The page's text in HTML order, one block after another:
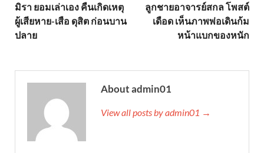
มิรา ยอมเล่าเอง คืนเกิดเหตุ
ผู้เสียหาย-เสือ ดุสิต ก่อนบาน
ปลาย
ลูกชายอาจารย์สกล โพสต์
เดือด เห็นภาพพ่อเดินก้ม
หน้าแบกของหนัก
About admin01
View all posts by admin01 →